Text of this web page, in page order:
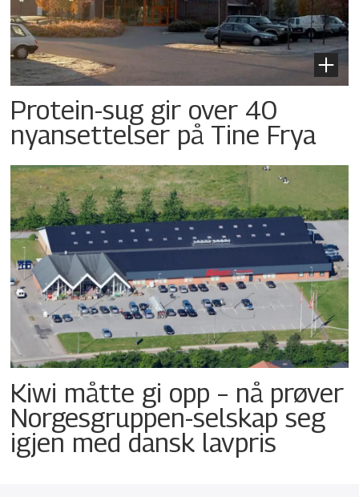
Protein-sug gir over 40
nyansettelser på Tine Frya
Kiwi måtte gi opp – nå prøver
Norgesgruppen-selskap seg
igjen med dansk lavpris